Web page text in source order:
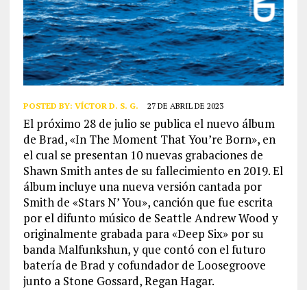
POSTED BY: VÍCTOR D. S. G. 27 DE ABRIL DE 2023
El próximo 28 de julio se publica el nuevo álbum
de Brad, «In The Moment That You’re Born», en
el cual se presentan 10 nuevas grabaciones de
Shawn Smith antes de su fallecimiento en 2019. El
álbum incluye una nueva versión cantada por
Smith de «Stars N’ You», canción que fue escrita
por el difunto músico de Seattle Andrew Wood y
originalmente grabada para «Deep Six» por su
banda Malfunkshun, y que contó con el futuro
batería de Brad y cofundador de Loosegroove
junto a Stone Gossard, Regan Hagar.